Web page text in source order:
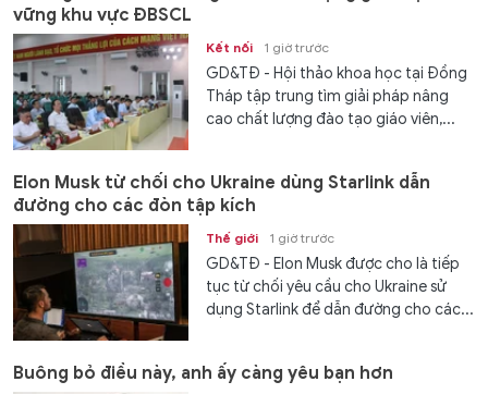
vững khu vực ĐBSCL
Kết nối 1 giờ trước
GD&TĐ - Hội thảo khoa học tại Đồng
Tháp tập trung tìm giải pháp nâng
cao chất lượng đào tạo giáo viên,...
Elon Musk từ chối cho Ukraine dùng Starlink dẫn
đường cho các đòn tập kích
Thế giới 1 giờ trước
GD&TĐ - Elon Musk được cho là tiếp
tục từ chối yêu cầu cho Ukraine sử
dụng Starlink để dẫn đường cho các...
Buông bỏ điều này, anh ấy càng yêu bạn hơn